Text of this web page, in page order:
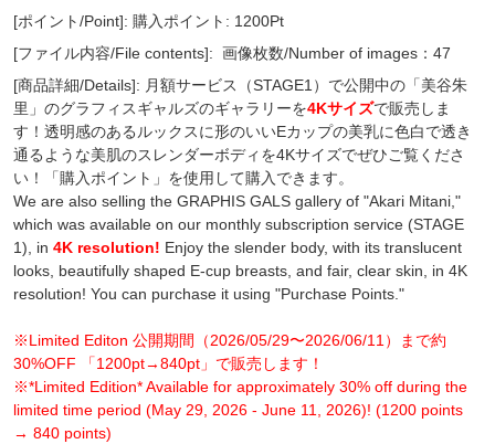
[ポイント/Point]: 購入ポイント: 1200Pt
[ファイル内容/File contents]: 画像枚数/Number of images：47
[商品詳細/Details]: 月額サービス（STAGE1）で公開中の「美谷朱
里」のグラフィスギャルズのギャラリーを4Kサイズで販売しま
す！透明感のあるルックスに形のいいEカップの美乳に色白で透き
通るような美肌のスレンダーボディを4Kサイズでぜひご覧くださ
い！「購入ポイント」を使用して購入できます。
We are also selling the GRAPHIS GALS gallery of "Akari Mitani,"
which was available on our monthly subscription service (STAGE
1), in4K resolution! Enjoy the slender body, with its translucent
looks, beautifully shaped E-cup breasts, and fair, clear skin, in 4K
resolution! You can purchase it using "Purchase Points."
※Limited Editon 公開期間（2026/05/29〜2026/06/11）まで約
30%OFF 「1200pt→840pt」で販売します！
※*Limited Edition* Available for approximately 30% off during the
limited time period (May 29, 2026 - June 11, 2026)! (1200 points
→ 840 points)